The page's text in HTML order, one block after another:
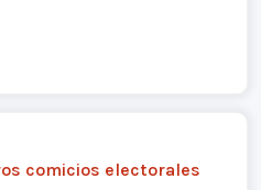
comicios electorales